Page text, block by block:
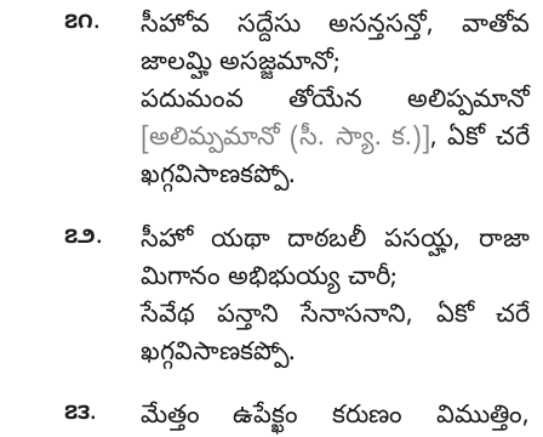
౭౧. సీహోవ సద్దేసు అసన్తసన్తో, వాతోవ
జాలమ్హి అసజ్జమానో;
పదుమంవ తోయేన అలిప్పమానో
[అలిమ్పమానో (సీ. స్యా. క.)] , ఏకో చరే
ఖగ్గవిసాణకప్పో.
౭౨.
సీహో యథా దాఠబలీ పసయ్హ, రాజా
మిగానం అభిభుయ్య చారీ;
సేవేథ పన్తాని సేనాసనాని, ఏకో చరే
ఖగ్గవిసాణకప్పో.
౭౩.
మేత్తం ఉపేక్ఖం కరుణం విముత్తిం,